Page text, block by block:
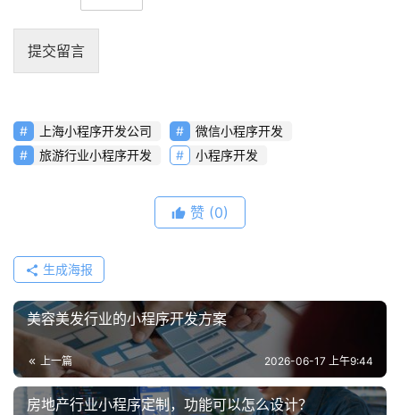
提交留言
上海小程序开发公司
微信小程序开发
旅游行业小程序开发
小程序开发
赞 (0)
生成海报
美容美发行业的小程序开发方案
上一篇 2026-06-17 上午9:44
房地产行业小程序定制，功能可以怎么设计？